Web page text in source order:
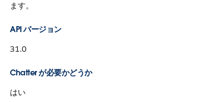
ます。
API バージョン
31.0
Chatter が必要かどうか
はい